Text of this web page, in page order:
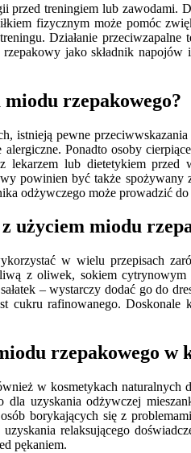
przed treningiem lub
fizycznym może pomóc
Działanie
jako składnik
rzepakowego?
istnieją pewne
Ponadto osoby
lub dietetykiem
powinien być także
odżywczego może prowadzić
użyciem miodu
w wielu przepisach
z oliwek, sokiem
– wystarczy dodać go do
cukru rafinowanego.
rzepakowego w
w kosmetykach
uzyskania odżywczej
borykających się z
relaksującego
pękaniem.